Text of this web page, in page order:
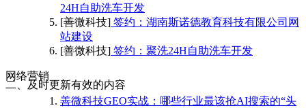
二、及时更新有效的内容
24H自助洗车开发
[善微科技] 签约：湖南斯诺德教育科技有限公司网
站建设
[善微科技] 签约：聚洗24H自助洗车开发
网络营销
善微科技GEO实战：哪些行业最该抢AI搜索的“头